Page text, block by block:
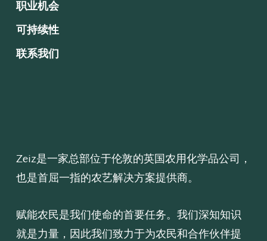
职业机会
可持续性
联系我们
Zeiz是一家总部位于伦敦的英国农用化学品公司，
也是首屈一指的农艺解决方案提供商。
赋能农民是我们使命的首要任务。我们深知知识
就是力量，因此我们致力于为农民和合作伙伴提